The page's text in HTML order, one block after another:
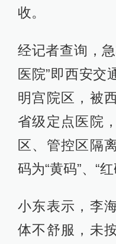
收。
经记者查询，
医院”即西安交
明宫院区，被
省级定点医院
区、管控区隔
码为“黄码”、“红
小东表示，李
体不舒服，未